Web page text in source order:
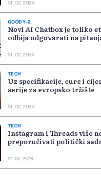
13. 02. 2024.
GOODY-2
Novi AI Chatbox je toliko
odbija odgovarati na
13. 02. 2024.
TECH
Uz specifikacije, cure i
serije za evropsko tržište
13. 02. 2024.
TECH
Instagram i Threads više
preporučivati politički
12. 02. 2024.